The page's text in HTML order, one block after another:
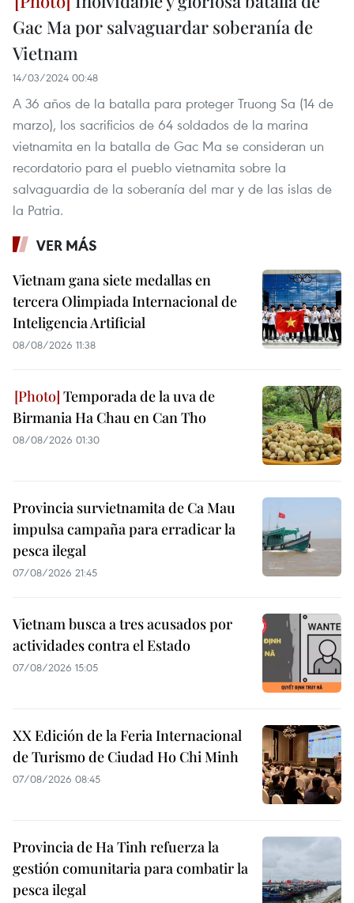
Gac Ma por salvaguardar soberanía de
Vietnam
14/03/2024 00:48
A 36 años de la batalla para proteger Truong Sa (14 de
marzo), los sacrificios de 64 soldados de la marina
vietnamita en la batalla de Gac Ma se consideran un
recordatorio para el pueblo vietnamita sobre la
salvaguardia de la soberanía del mar y de las islas de
la Patria.
VER MÁS
Vietnam gana siete medallas en
tercera Olimpiada Internacional de
Inteligencia Artificial
08/08/2026 11:38
Temporada de la uva de
Birmania Ha Chau en Can Tho
08/08/2026 01:30
Provincia survietnamita de Ca Mau
impulsa campaña para erradicar la
pesca ilegal
07/08/2026 21:45
Vietnam busca a tres acusados por
actividades contra el Estado
07/08/2026 15:05
XX Edición de la Feria Internacional
de Turismo de Ciudad Ho Chi Minh
07/08/2026 08:45
Provincia de Ha Tinh refuerza la
gestión comunitaria para combatir la
pesca ilegal